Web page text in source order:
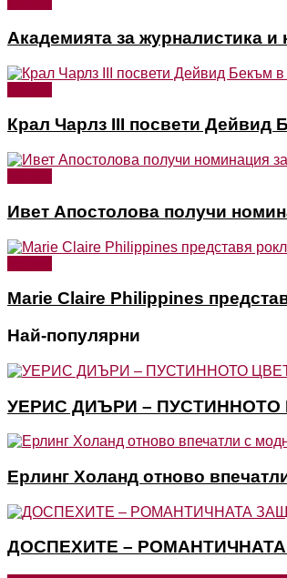
Академията за журналистика
Крал Чарлз III посвети Дейвид
Ивет Апостолова получи
Marie Claire Philippines
Най-популярни
УЕРИС ДИЪРИ –
Ерлинг Холанд отново
ДОСПЕХИТЕ –